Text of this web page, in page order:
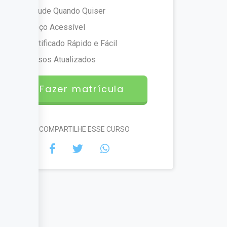
Estude Quando Quiser
Preço Acessível
Certificado Rápido e Fácil
Cursos Atualizados
Fazer matrícula
#COMPARTILHE ESSE CURSO